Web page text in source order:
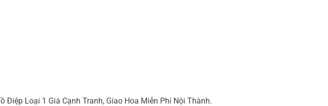
Điệp Loại 1 Giá Cạnh Tranh, Giao Hoa Miễn Phí Nội Thành.